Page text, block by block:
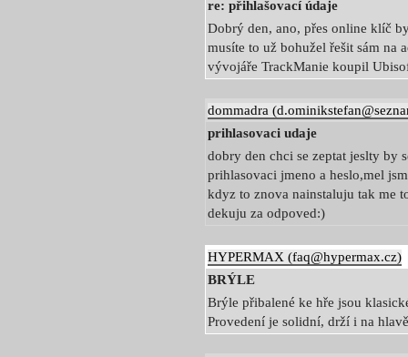
re: přihlašovací údaje
Dobrý den, ano, přes online klíč
musíte to už bohužel řešit sám na
vývojáře TrackManie koupil
dommadra
prihlasovaci udaje
dobry den chci se zeptat jeslty by
prihlasovaci jmeno a heslo,mel
kdyz to znova nainstaluju tak me
dekuju za odpoved:)
HYPERMAX (faq@hypermax.cz)
BRÝLE
Brýle přibalené ke hře jsou
Provedení je solidní, drží i na